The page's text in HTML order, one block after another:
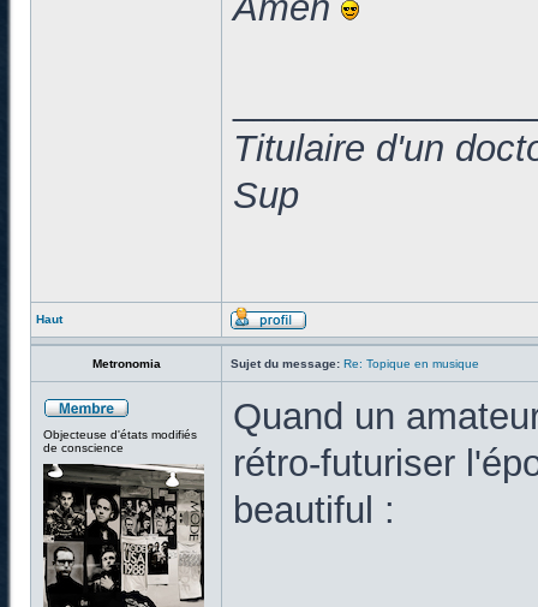
Titulaire d'un
Sup
Haut
Metronomia Sujet du message: Re: Topique en musique
Objecteuse d'états modifiés
de conscience
Quand un
rétro-futuriser
beautiful :